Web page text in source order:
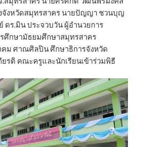
งหวัดสมุทรสาคร นายปัญญา ชวนบุญ
ร.มิน ประจวบวัน ผู้อำนวยการ
ศึกษามัธยมศึกษาสมุทรสาคร
คม ศาณศิลปิน ศึกษาธิการจังหวัด
รติ คณะครูและนักเรียนเข้าร่วมพิธี